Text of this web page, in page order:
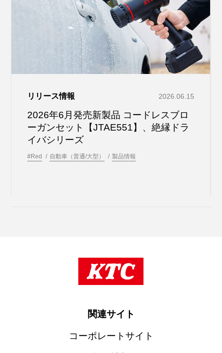
リリース情報 2026.06.15
2026年6月発売新製品 コードレスブロ
ーガンセット【JTAE551】、絶縁ドラ
イバシリーズ
#Red 自動車（普通/大型） 製品情報
関連サイト
コーポレートサイト